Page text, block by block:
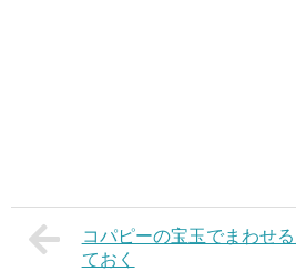
コパピーの宝玉でまわせ
ておく